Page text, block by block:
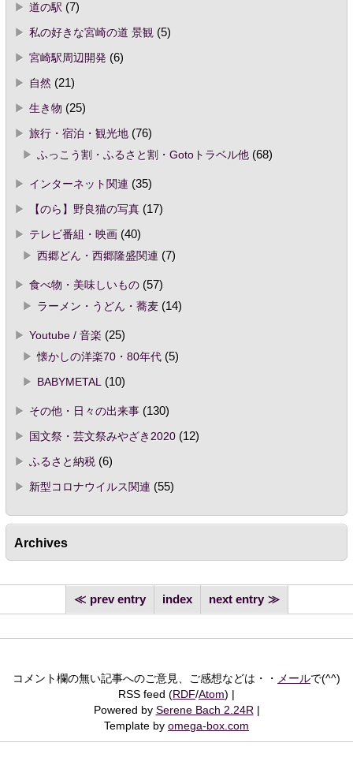
道の駅 (7)
私の好きな宮崎の道 景観 (5)
宮崎駅周辺開発(6)
自然 (21)
生き物 (25)
旅行・宿泊・観光地(76)
ふっこう割・ふるさと割・Gotoトラベル他(68)
インターネット関連 (35)
【のら】野良猫の写真(17)
テレビ番組・映画(40)
西郷どん・西郷隆盛関連 (7)
食べ物・美味しいもの(57)
ラーメン・うどん・蕎麦(14)
Youtube / 音楽 (25)
懐かしの洋楽70・80年代(5)
BABYMETAL
(10)
その他・日々の出来事(130)
国文祭・芸文祭みやざき2020(12)
ふるさと納税(6)
新型コロナウイルス関連 (55)
Archives
prev entry index next entry
コメント欄の無い記事へのご意見、ご感想などは・・ メールで(^^)
RSS feed (RDF/Atom)
Powered by Serene Bach 2.24R
Template by omega-box.com